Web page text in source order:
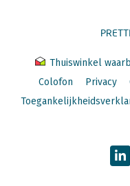
Thuiswinkel
Colofon
Privacy